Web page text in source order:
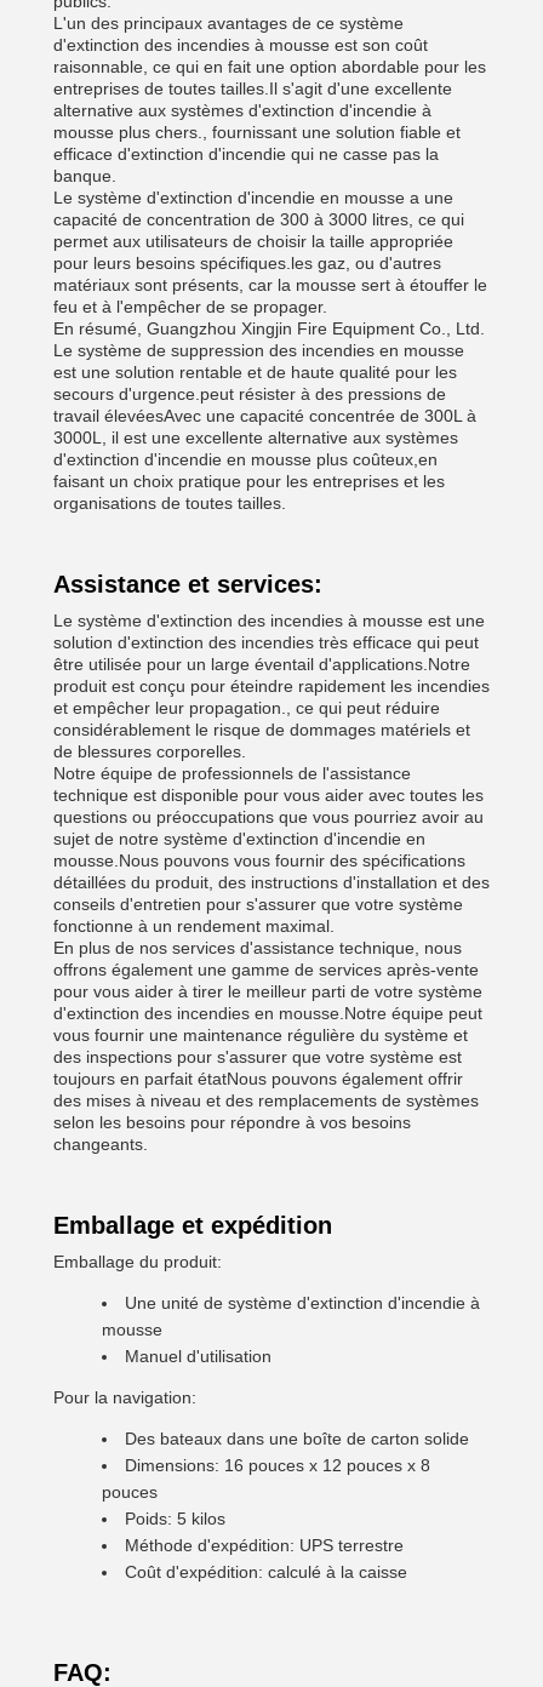
L'un des principaux avantages de ce système
d'extinction des incendies à mousse est son coût
raisonnable, ce qui en fait une option abordable pour les
entreprises de toutes tailles.Il s'agit d'une excellente
alternative aux systèmes d'extinction d'incendie à
mousse plus chers., fournissant une solution fiable et
efficace d'extinction d'incendie qui ne casse pas la
banque.
Le système d'extinction d'incendie en mousse a une
capacité de concentration de 300 à 3000 litres, ce qui
permet aux utilisateurs de choisir la taille appropriée
pour leurs besoins spécifiques.les gaz, ou d'autres
matériaux sont présents, car la mousse sert à étouffer le
feu et à l'empêcher de se propager.
En résumé, Guangzhou Xingjin Fire Equipment Co., Ltd.
Le système de suppression des incendies en mousse
est une solution rentable et de haute qualité pour les
secours d'urgence.peut résister à des pressions de
travail élevéesAvec une capacité concentrée de 300L à
3000L, il est une excellente alternative aux systèmes
d'extinction d'incendie en mousse plus coûteux,en
faisant un choix pratique pour les entreprises et les
organisations de toutes tailles.
Assistance et services:
Le système d'extinction des incendies à mousse est une
solution d'extinction des incendies très efficace qui peut
être utilisée pour un large éventail d'applications.Notre
produit est conçu pour éteindre rapidement les incendies
et empêcher leur propagation., ce qui peut réduire
considérablement le risque de dommages matériels et
de blessures corporelles.
Notre équipe de professionnels de l'assistance
technique est disponible pour vous aider avec toutes les
questions ou préoccupations que vous pourriez avoir au
sujet de notre système d'extinction d'incendie en
mousse.Nous pouvons vous fournir des spécifications
détaillées du produit, des instructions d'installation et des
conseils d'entretien pour s'assurer que votre système
fonctionne à un rendement maximal.
En plus de nos services d'assistance technique, nous
offrons également une gamme de services après-vente
pour vous aider à tirer le meilleur parti de votre système
d'extinction des incendies en mousse.Notre équipe peut
vous fournir une maintenance régulière du système et
des inspections pour s'assurer que votre système est
toujours en parfait étatNous pouvons également offrir
des mises à niveau et des remplacements de systèmes
selon les besoins pour répondre à vos besoins
changeants.
Emballage et expédition
Emballage du produit:
Une unité de système d'extinction d'incendie à
mousse
Manuel d'utilisation
Pour la navigation:
Des bateaux dans une boîte de carton solide
Dimensions: 16 pouces x 12 pouces x 8
pouces
Poids: 5 kilos
Méthode d'expédition: UPS terrestre
Coût d'expédition: calculé à la caisse
FAQ: